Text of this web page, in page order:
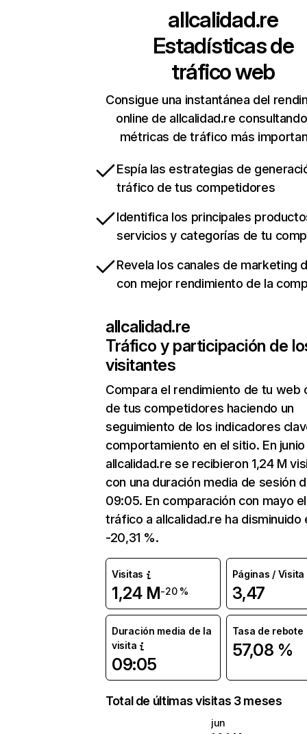
allcalidad.re
Estadísticas de
tráfico web
Consigue una instantánea del
online de allcalidad.re
métricas de tráfico más
Espía las estrategias de
tráfico de tus competidores
Identifica los principales
servicios y categorías de tu
Revela los canales de marketing
con mejor rendimiento de la
allcalidad.re
Tráfico y participación de
visitantes
Compara el rendimiento de tu web
de tus competidores haciendo un
seguimiento de los indicadores
comportamiento en el sitio. En junio
allcalidad.re se recibieron 1,24 M
con una duración media de sesión
09:05. En comparación con mayo el
tráfico a allcalidad.re ha disminuido
-20,31 %.
Visitas
1,24 M-20 %
Páginas / Visita
3,47
Duración media de la
visita
09:05
Tasa de rebote
57,08 %
Total de últimas visitas 3 meses
jun